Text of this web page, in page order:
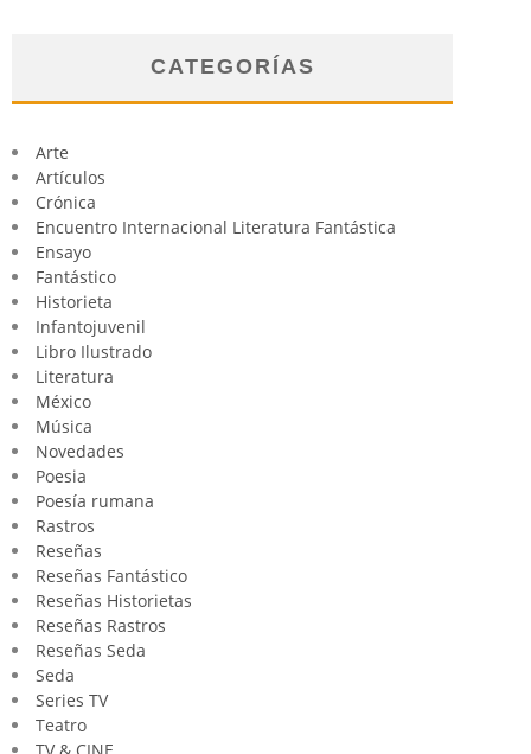
CATEGORÍAS
Arte
Artículos
Crónica
Encuentro Internacional Literatura Fantástica
Ensayo
Fantástico
Historieta
Infantojuvenil
Libro Ilustrado
Literatura
México
Música
Novedades
Poesia
Poesía rumana
Rastros
Reseñas
Reseñas Fantástico
Reseñas Historietas
Reseñas Rastros
Reseñas Seda
Seda
Series TV
Teatro